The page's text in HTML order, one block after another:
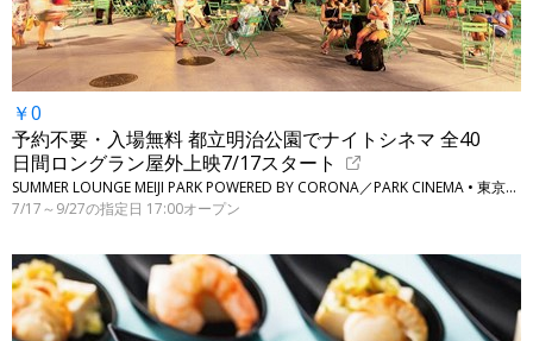
￥0
予約不要・入場無料 都立明治公園でナイトシネマ 全40
日間ロングラン屋外上映7/17スタート
SUMMER LOUNGE MEIJI PARK POWERED BY CORONA／PARK CINEMA • 東京・新宿、渋谷（明治神宮外苑に隣接）
7/17～9/27の指定日 17:00オープン